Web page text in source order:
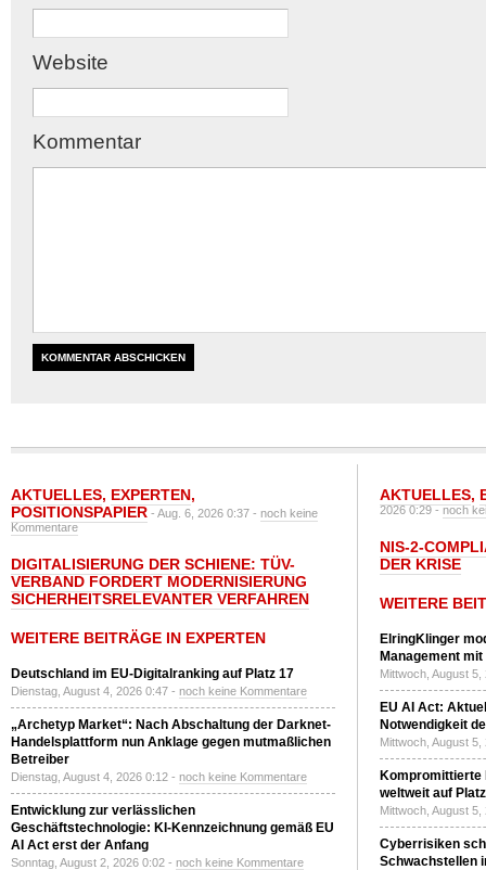
Website
Kommentar
AKTUELLES, EXPERTEN,
POSITIONSPAPIER - Aug. 6, 2026 0:37 - noch keine
Kommentare
DIGITALISIERUNG DER SCHIENE: TÜV-
VERBAND FORDERT MODERNISIERUNG
SICHERHEITSRELEVANTER VERFAHREN
WEITERE BEITRÄGE IN EXPERTEN
Deutschland im EU-Digitalranking auf Platz 17
Dienstag, August 4, 2026 0:47 - noch keine Kommentare
„Archetyp Market“: Nach Abschaltung der Darknet-
Handelsplattform nun Anklage gegen mutmaßlichen
Betreiber
Dienstag, August 4, 2026 0:12 - noch keine Kommentare
Entwicklung zur verlässlichen
Geschäftstechnologie: KI-Kennzeichnung gemäß EU
AI Act erst der Anfang
Sonntag, August 2, 2026 0:02 - noch keine Kommentare
AKTUELLES,
2026 0:29 -noch
NIS-2-
DER KRISE
WEITERE
ElringKlinger
Management
Mittwoch, August
EU AI Act:
Notwendigkeit
Mittwoch, August
Kompromittierte
weltweit auf
Mittwoch, August
Cyberrisiken
Schwachstellen